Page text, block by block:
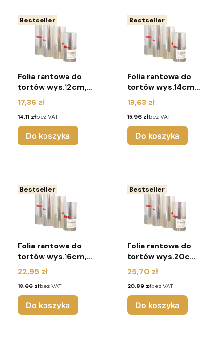
Bestseller
Folia rantowa do
tortów wys.12cm,
dł. 10m
Cena
17,36 zł
Cena
14,11 złbez VAT
Do koszyka
Bestseller
Folia rantowa do
tortów wys.14cm,
dł. 10m
Cena
19,63 zł
Cena
15,96 złbez VAT
Do koszyka
Bestseller
Folia rantowa do
tortów wys.16cm,
dł. 10m
Cena
22,95 zł
Cena
18,66 złbez VAT
Do koszyka
Bestseller
Folia rantowa do
tortów wys.20cm,
dł. 10m
Cena
25,70 zł
Cena
20,89 złbez VAT
Do koszyka